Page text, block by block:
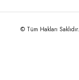
© Tüm Hakları